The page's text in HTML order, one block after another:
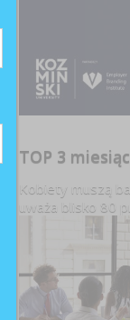
TOP 3
Kobiety muszą
uważa blisko 80